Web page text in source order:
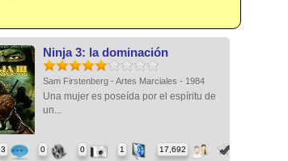
Ninja 3: la dominación
Sam Firstenberg - Artes Marciales - 1984
Una mujer es poseída por el espíritu de
un...
3 0 0 1 17,692